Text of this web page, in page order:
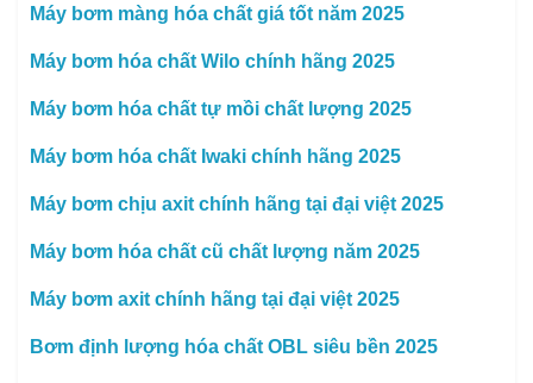
Máy bơm màng hóa chất giá tốt năm 2025
Máy bơm hóa chất Wilo chính hãng 2025
Máy bơm hóa chất tự mồi chất lượng 2025
Máy bơm hóa chất Iwaki chính hãng 2025
Máy bơm chịu axit chính hãng tại đại việt 2025
Máy bơm hóa chất cũ chất lượng năm 2025
Máy bơm axit chính hãng tại đại việt 2025
Bơm định lượng hóa chất OBL siêu bền 2025